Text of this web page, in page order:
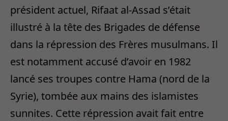
président actuel, Rifaat al-Assad s’était
illustré à la tête des Brigades de défense
dans la répression des Frères musulmans. Il
est notamment accusé d’avoir en 1982
lancé ses troupes contre Hama (nord de la
Syrie), tombée aux mains des islamistes
sunnites. Cette répression avait fait entre